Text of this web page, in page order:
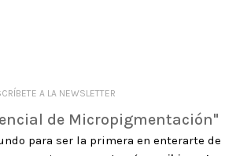
A LA NEWSLETTER
de Micropigmentación"
para ser la primera en enterarte de